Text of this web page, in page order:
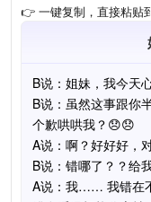
👉 一键复制，直接粘贴